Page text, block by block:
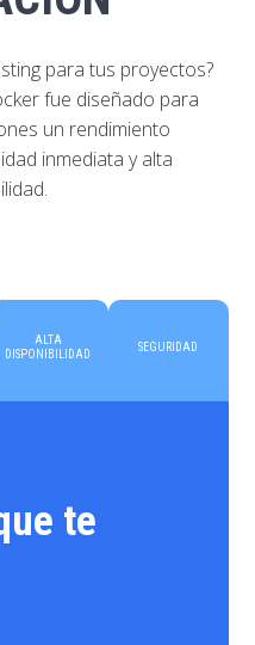
para tus proyectos?
fue diseñado para
un rendimiento
inmediata y alta
ALTA
DISPONIBILIDAD
SEGURIDAD
te